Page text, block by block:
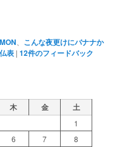
こんな夜更けにバナナか
表 |12件のフィードバック
木 金 土
1
6 7
8